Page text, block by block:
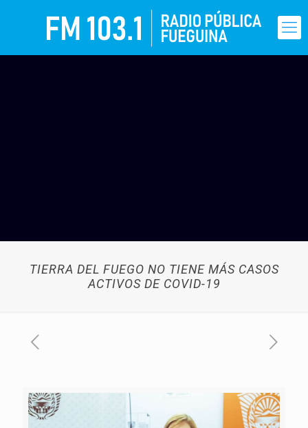
TIERRA DEL FUEGO NO TIENE MÁS CASOS
ACTIVOS DE COVID-19